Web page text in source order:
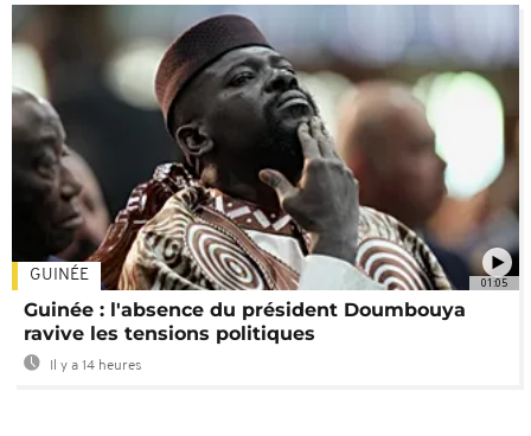
01:05
GUINÉE
Guinée : l'absence du président Doumbouya
ravive les tensions politiques
Il y a 14 heures